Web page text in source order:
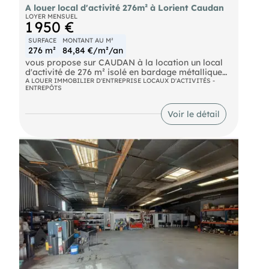
A louer local d'activité 276m² à Lorient Caudan
LOYER MENSUEL
1 950 €
SURFACE
276 m²
MONTANT AU M²
84,84 €/m²/an
vous propose sur CAUDAN à la location un local
d'activité de 276 m² isolé en bardage métallique
double peau, toiture métallique isolée et
charpente métallique et comportant un sanitaire.
Une porte sectionnelle, une porte de service.
Stationnements privatifs. Non soumis au DPE
A LOUER IMMOBILIER D'ENTREPRISE LOCAUX D'ACTIVITÉS -
ENTREPÔTS
Voir le détail